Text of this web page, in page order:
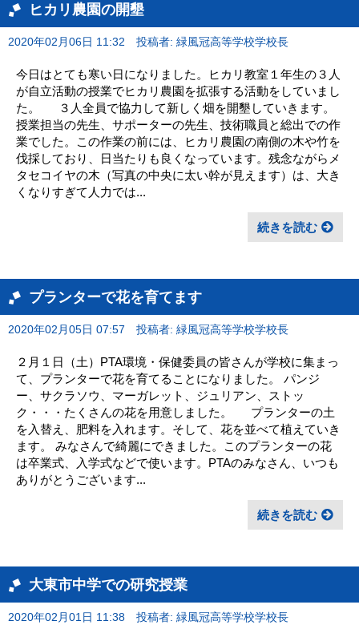
ヒカリ農園の開墾
2020年02月06日 11:32 投稿者: 緑風冠高等学校学校長
今日はとても寒い日になりました。ヒカリ教室１年生の３人
が自立活動の授業でヒカリ農園を拡張する活動をしていまし
た。 ３人全員で協力して新しく畑を開墾していきます。
授業担当の先生、サポーターの先生、技術職員と総出での作
業でした。この作業の前には、ヒカリ農園の南側の木や竹を
伐採しており、日当たりも良くなっています。残念ながらメ
タセコイヤの木（写真の中央に太い幹が見えます）は、大き
くなりすぎて人力では...
続きを読む
プランターで花を育てます
2020年02月05日 07:57 投稿者: 緑風冠高等学校学校長
２月１日（土）PTA環境・保健委員の皆さんが学校に集まっ
て、プランターで花を育てることになりました。 パンジ
ー、サクラソウ、マーガレット、ジュリアン、ストッ
ク・・・たくさんの花を用意しました。 プランターの土
を入替え、肥料を入れます。そして、花を並べて植えていき
ます。 みなさんで綺麗にできました。このプランターの花
は卒業式、入学式などで使います。PTAのみなさん、いつも
ありがとうございます...
続きを読む
大東市中学での研究授業
2020年02月01日 11:38 投稿者: 緑風冠高等学校学校長